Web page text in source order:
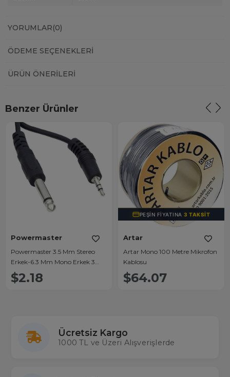
YORUMLAR(0)
ÖDEME SEÇENEKLERI
ÜRÜN ÖNERILERI
Benzer Ürünler
Powermaster
Powermaster 3.5 Mm Stereo
Erkek-6.3 Mm Mono Erkek 3
Metre Ara Kablo
$2.18
PEŞIN FIYATINA3 TAKSIT
Artar
Artar Mono 100 Metre Mikrofon
Kablosu
$64.07
Ücretsiz Kargo
1000 TL ve Üzeri Alışverişlerde